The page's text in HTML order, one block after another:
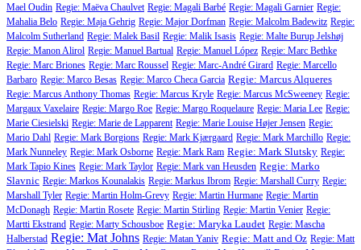
Mael Oudin Regie: Maëva Chaulvet Regie: Magali Barbé Regie: Magali Garnier Regie:
Mahalia Belo Regie: Maja Gehrig Regie: Major Dorfman Regie: Malcolm Badewitz Regie:
Malcolm Sutherland Regie: Malek Basil Regie: Malik Isasis Regie: Malte Burup Jelshøj
Regie: Manon Alirol Regie: Manuel Bartual Regie: Manuel López Regie: Marc Bethke
Regie: Marc Briones Regie: Marc Roussel Regie: Marc-André Girard Regie: Marcello
Barbaro Regie: Marco Besas Regie: Marco Checa Garcia Regie: Marcus Alqueres
Regie: Marcus Anthony Thomas Regie: Marcus Kryle Regie: Marcus McSweeney Regie:
Margaux Vaxelaire Regie: Margo Roe Regie: Margo Roquelaure Regie: Maria Lee Regie:
Marie Ciesielski Regie: Marie de Lapparent Regie: Marie Louise Højer Jensen Regie:
Mario Dahl Regie: Mark Borgions Regie: Mark Kjærgaard Regie: Mark Marchillo Regie:
Mark Nunneley Regie: Mark Osborne Regie: Mark Ram Regie: Mark Slutsky Regie:
Mark Tapio Kines Regie: Mark Taylor Regie: Mark van Heusden Regie: Marko
Slavnic Regie: Markos Kounalakis Regie: Markus Ibrom Regie: Marshall Curry Regie:
Marshall Tyler Regie: Martin Holm-Grevy Regie: Martin Hurmane Regie: Martin
McDonagh Regie: Martin Rosete Regie: Martin Stirling Regie: Martin Venier Regie:
Martti Ekstrand Regie: Marty Schousboe Regie: Maryka Laudet Regie: Mascha
Halberstad Regie: Mat Johns Regie: Matan Yaniv Regie: Matt and Oz Regie: Matt